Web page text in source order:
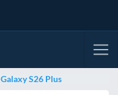
Galaxy S26 Plus